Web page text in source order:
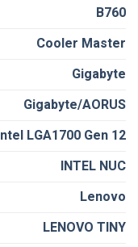
B760
Cooler Master
Gigabyte
Gigabyte/AORUS
LGA1700 Gen 12
INTEL NUC
Lenovo
LENOVO TINY